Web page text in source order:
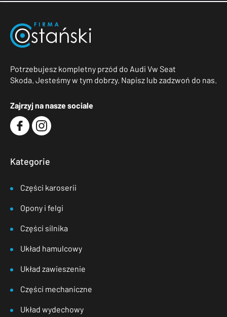
Potrzebujesz kompletny przód do Audi Vw Seat
Skoda. Jesteśmy w tym dobrzy. Napisz lub zadzwoń do nas.
Zajrzyj na nasze sociale
Kategorie
Części karoserii
Opony i felgi
Części silnika
Układ hamulcowy
Układ zawieszenie
Części mechaniczne
Układ wydechowy